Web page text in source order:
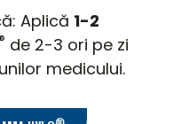
Aplică 1-2
de 2-3 ori pe zi
medicului.